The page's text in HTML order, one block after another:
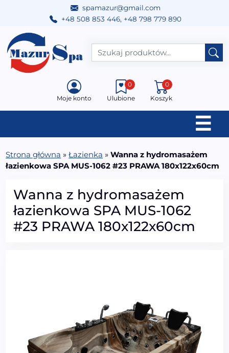
spamazur@gmail.com
+48 508 853 446, +48 798 779 890
Przejdź do treści
Main Navigation
Moje konto Ulubione
0
Koszyk
0
☰
Strona główna »Łazienka »Wanna z hydromasażem
łazienkowa SPA MUS-1062 #23 PRAWA 180x122x60cm
Wanna z hydromasażem
łazienkowa SPA MUS-1062
#23 PRAWA 180x122x60cm